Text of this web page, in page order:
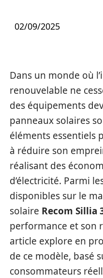
02/09/2025
Dans un monde où
renouvelable ne
des équipements
panneaux solaires
éléments essentiels
à réduire son
réalisant des
d’électricité. Parmi
disponibles sur le
solaire Recom Sillia
performance et son
article explore en
de ce modèle, basé
consommateurs